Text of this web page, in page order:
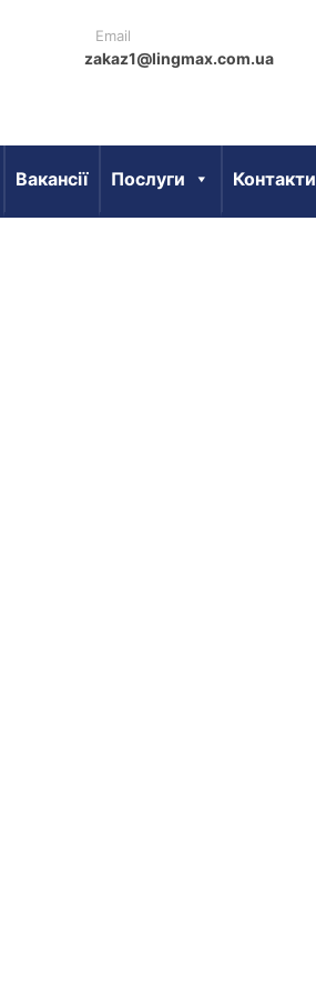
Email
zakaz1@lingmax.com.ua
Вакансії Послуги Контакти